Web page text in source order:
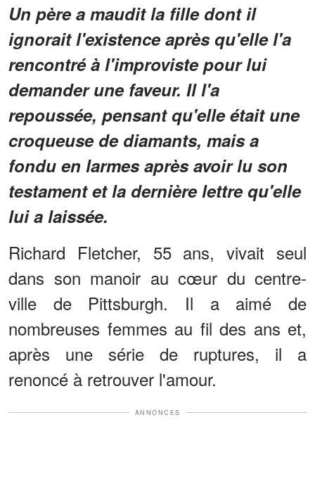
Un père a maudit la fille dont il
ignorait l'existence après qu'elle l'a
rencontré à l'improviste pour lui
demander une faveur. Il l'a
repoussée, pensant qu'elle était une
croqueuse de diamants, mais a
fondu en larmes après avoir lu son
testament et la dernière lettre qu'elle
lui a laissée.
Richard Fletcher, 55 ans, vivait seul
dans son manoir au cœur du centre-
ville de Pittsburgh. Il a aimé de
nombreuses femmes au fil des ans et,
après une série de ruptures, il a
renoncé à retrouver l'amour.
ANNONCES